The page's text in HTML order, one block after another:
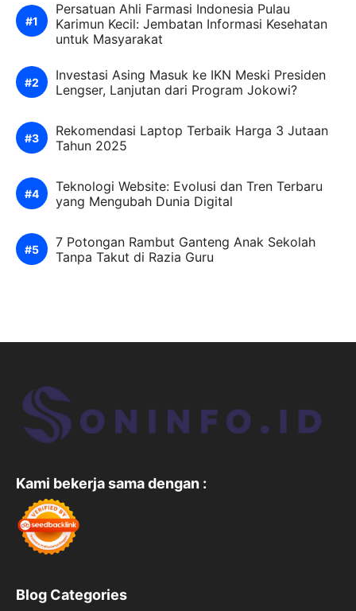
Persatuan Ahli Farmasi Indonesia Pulau
Karimun Kecil: Jembatan Informasi Kesehatan
untuk Masyarakat
Investasi Asing Masuk ke IKN Meski Presiden
Lengser, Lanjutan dari Program Jokowi?
Rekomendasi Laptop Terbaik Harga 3 Jutaan
Tahun 2025
Teknologi Website: Evolusi dan Tren Terbaru
yang Mengubah Dunia Digital
7 Potongan Rambut Ganteng Anak Sekolah
Tanpa Takut di Razia Guru
Kami bekerja sama dengan :
Blog Categories